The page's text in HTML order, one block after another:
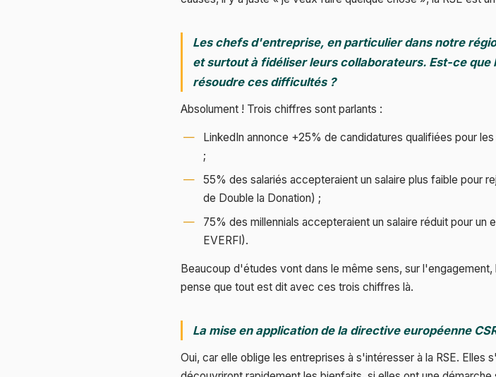
Les chefs d'entreprise, en particulier dans notre
et surtout à fidéliser leurs collaborateurs. Est-ce que
résoudre ces difficultés ?
Absolument ! Trois chiffres sont parlants :
LinkedIn annonce +25% de candidatures qualifiées pour
;
55% des salariés accepteraient un salaire plus faible pour
de Double la Donation) ;
75% des millennials accepteraient un salaire réduit pour
EVERFI).
Beaucoup d'études vont dans le même sens, sur
pense que tout est dit avec ces trois chiffres là.
La mise en application de la directive européenne
Oui, car elle oblige les entreprises à s'intéresser à la RSE. Elles